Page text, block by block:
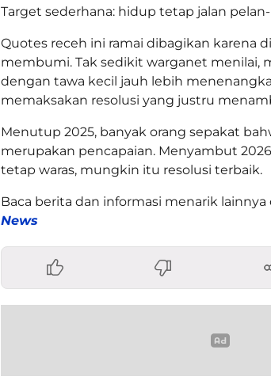
Target sederhana: hidup tetap jalan
Quotes receh ini ramai dibagikan karena
membumi. Tak sedikit warganet menilai,
dengan tawa kecil jauh lebih
memaksakan resolusi yang justru
Menutup 2025, banyak orang sepakat
merupakan pencapaian. Menyambut
tetap waras, mungkin itu resolusi terbaik.
Baca berita dan informasi menarik lainnya
News